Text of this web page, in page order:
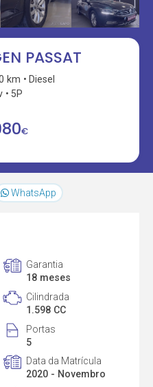
PASSAT
km
Diesel
5P
€
WhatsApp
Garantia
18 meses
Cilindrada
1.598 CC
Portas
5
Data da Matrícula
2020 - Novembro